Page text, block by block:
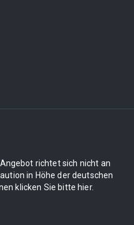
richtet sich nicht an
in Höhe der deutschen
klicken Sie bitte hier.